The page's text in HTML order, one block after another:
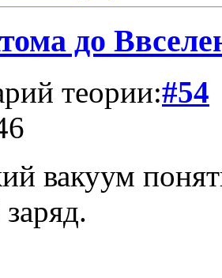
до
теории:#54
вакуум